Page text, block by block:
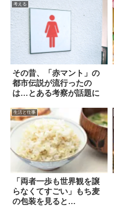
考える
その昔、「赤マント」の
都市伝説が流行ったの
は…とある考察が話題に
生活と仕事
「両者一歩も世界観を譲
らなくてすごい」もち麦
の包装を見ると…